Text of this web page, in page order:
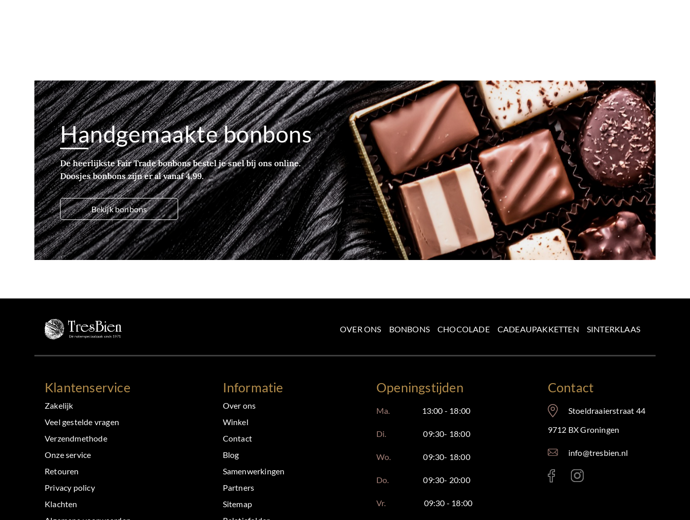
Handgemaakte bonbons
De heerlijkste Fair Trade bonbons bestel je snel bij ons online.
Doosjes bonbons zijn er al vanaf 4,99.
Bekijk bonbons
OVER ONS BONBONS CHOCOLADE CADEAUPAKKETTEN SINTERKLAAS
Klantenservice
Zakelijk
Veel gestelde vragen
Verzendmethode
Onze service
Retouren
Privacy policy
Klachten
Informatie
Over ons
Winkel
Contact
Blog
Samenwerkingen
Partners
Sitemap
Openingstijden
Ma. 13:00 - 18:00
Di. 09:30- 18:00
Wo. 09:30- 18:00
Do. 09:30- 20:00
Vr. 09:30 - 18:00
Contact
Stoeldraaierstraat 44
9712 BX Groningen
info@tresbien.nl